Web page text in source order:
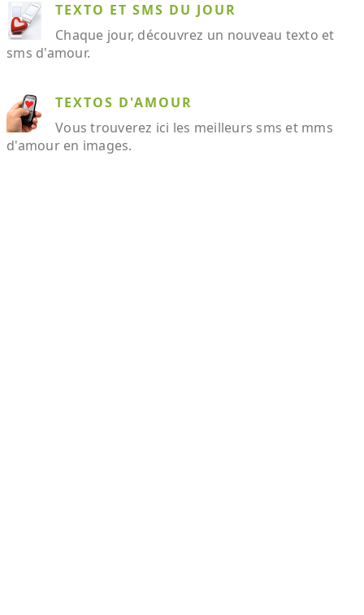
TEXTO ET SMS DU JOUR
Chaque jour, découvrez un nouveau texto et
sms d'amour.
TEXTOS D'AMOUR
Vous trouverez ici les meilleurs sms et mms
d'amour en images.